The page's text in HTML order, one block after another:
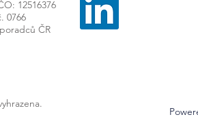
12516376
0766
ČR